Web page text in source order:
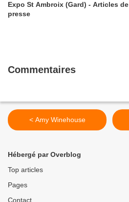
Expo St Ambroix (Gard) - Articles de
presse
Commentaires
< Amy Winehouse
Hébergé par Overblog
Top articles
Pages
Contact